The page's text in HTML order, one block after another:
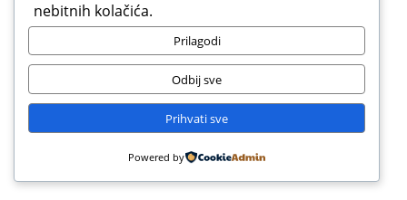
Novi proizvod
20,00KM
U košaricu
nebitnih kolačića.
Prilagodi
Odbij sve
Prihvati sve
Powered by